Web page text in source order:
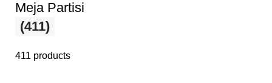
Meja Partisi
(411)
411 products